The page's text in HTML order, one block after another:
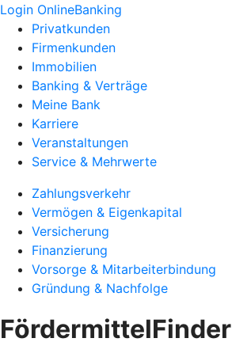
Login OnlineBanking
Privatkunden
Firmenkunden
Immobilien
Banking & Verträge
Meine Bank
Karriere
Veranstaltungen
Service & Mehrwerte
Zahlungsverkehr
Vermögen & Eigenkapital
Versicherung
Finanzierung
Vorsorge & Mitarbeiterbindung
Gründung & Nachfolge
FördermittelFinder